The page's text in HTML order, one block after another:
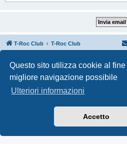
Questo sito utilizza cookie al
migliore navigazione possibile
Ulteriori informazioni
Accetto
T-Roc Club T-Roc Club
Creato da
® Forum
Privacy|